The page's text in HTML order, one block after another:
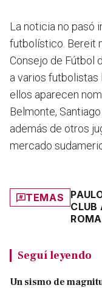
La noticia no pasó
futbolístico. Bereit
Consejo de Fútbol
a varios futbolistas
ellos aparecen
Belmonte,
además de otros
mercado
TEMAS
CLUB
ROMA
Seguí leyendo
Un sismo de